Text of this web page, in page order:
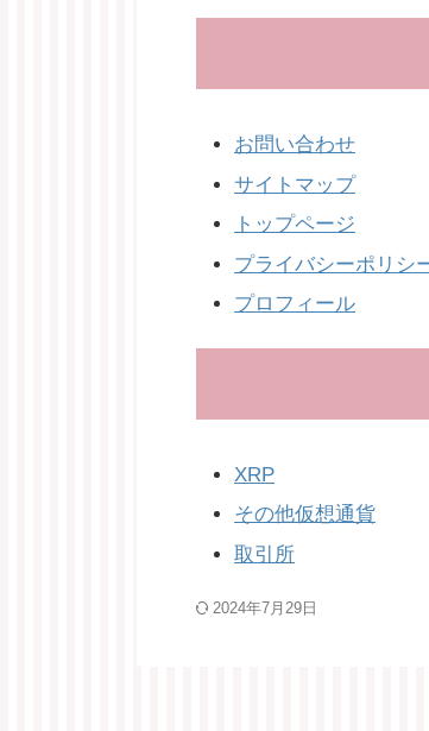
お問い合わせ
サイトマップ
トップページ
プライバシーポリシ
プロフィール
XRP
その他仮想通貨
取引所
2024年7月29日